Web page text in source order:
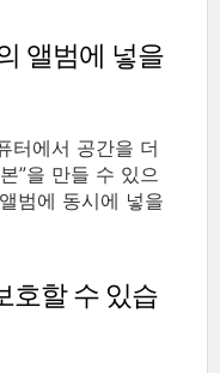
앨범에 넣을
터에서 공간을 더
”을 만들 수 있으
범에 동시에 넣을
호할 수 있습